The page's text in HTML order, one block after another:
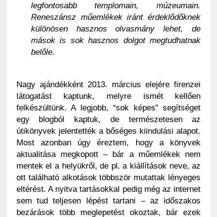
legfontosabb templomain, múzeumain.
Reneszánsz műemlékek iránt érdeklődőknek
különösen hasznos olvasmány lehet, de
mások is sok hasznos dolgot megtudhatnak
belőle.
Nagy ajándékként 2013. március elejére firenzei
látogatást kaptunk, melyre ismét kellően
felkészültünk. A legjobb, “sok képes” segítséget
egy blogból kaptuk, de természetesen az
útikönyvek jelentették a bőséges kiindulási alapot.
Most azonban úgy éreztem, hogy a könyvek
aktualitása megkopott – bár a műemlékek nem
mentek el a helyükről, de pl. a kiállítások neve, az
ott található alkotások többször mutattak lényeges
eltérést. A nyitva tartásokkal pedig még az internet
sem tud teljesen lépést tartani – az időszakos
bezárások több meglepetést okoztak, bár ezek